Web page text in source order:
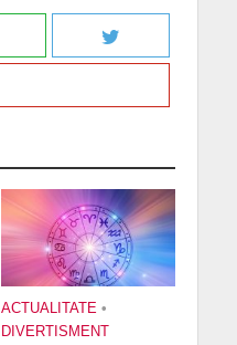
ACTUALITATE •
DIVERTISMENT